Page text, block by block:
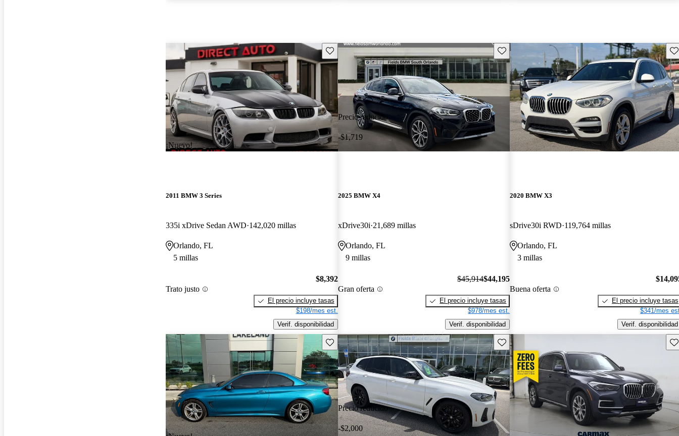
¡Nuevo!
Guarda este Aviso
2011 BMW 3 Series
335i xDrive Sedan AWD 142,020 millas
Orlando, FL
5 millas
Trato justo
$8,392
El precio incluye tasas
$198/mes est.
Verif. disponibilidad
Precio reducido
-$1,719
Guarda este Aviso
2025 BMW X4
xDrive30i 21,689 millas
Orlando, FL
9 millas
Gran oferta
$45,914$44,195
El precio incluye tasas
$978/mes est.
Verif. disponibilidad
2020 BMW X3
sDrive30i RWD 119,764 millas
Orlando, FL
3 millas
Buena oferta
El precio incluye tasas
$341/mes
Verif. disponibilidad
Guarda este Aviso
Precio reducido
-$2,000
Guarda este Aviso